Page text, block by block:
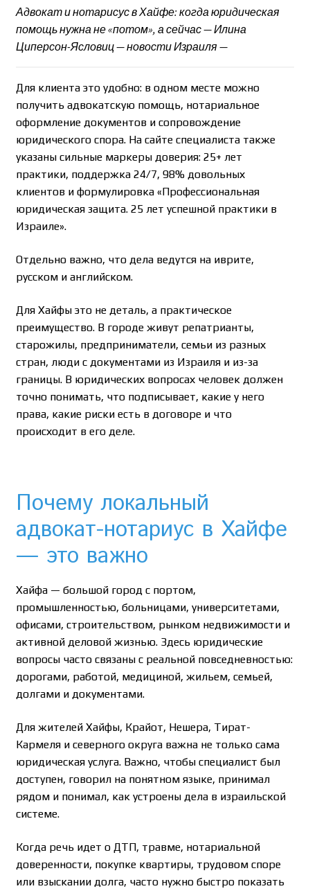
Адвокат и нотарисус в Хайфе: когда юридическая
помощь нужна не «потом», а сейчас — Илина
Циперсон-Ясловиц — новости Израиля —
Для клиента это удобно: в одном месте можно
получить адвокатскую помощь, нотариальное
оформление документов и сопровождение
юридического спора. На сайте специалиста также
указаны сильные маркеры доверия: 25+ лет
практики, поддержка 24/7, 98% довольных
клиентов и формулировка «Профессиональная
юридическая защита. 25 лет успешной практики в
Израиле».
Отдельно важно, что дела ведутся на иврите,
русском и английском.
Для Хайфы это не деталь, а практическое
преимущество. В городе живут репатрианты,
старожилы, предприниматели, семьи из разных
стран, люди с документами из Израиля и из-за
границы. В юридических вопросах человек должен
точно понимать, что подписывает, какие у него
права, какие риски есть в договоре и что
происходит в его деле.
Почему локальный
адвокат-нотариус в Хайфе
— это важно
Хайфа — большой город с портом,
промышленностью, больницами, университетами,
офисами, строительством, рынком недвижимости и
активной деловой жизнью. Здесь юридические
вопросы часто связаны с реальной повседневностью:
дорогами, работой, медициной, жильем, семьей,
долгами и документами.
Для жителей Хайфы, Крайот, Нешера, Тират-
Кармеля и северного округа важна не только сама
юридическая услуга. Важно, чтобы специалист был
доступен, говорил на понятном языке, принимал
рядом и понимал, как устроены дела в израильской
системе.
Когда речь идет о ДТП, травме, нотариальной
доверенности, покупке квартиры, трудовом споре
или взыскании долга, часто нужно быстро показать